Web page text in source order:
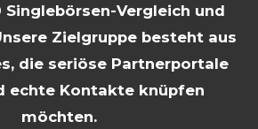
Vergleich und
Zielgruppe besteht aus
die seriöse Partnerportale
echte Kontakte knüpfen
möchten.